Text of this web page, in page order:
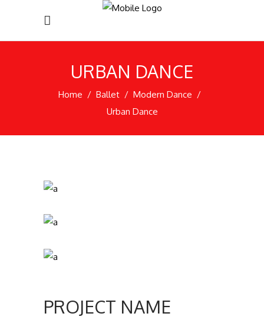
URBAN DANCE
Home / Ballet / Modern Dance /
Urban Dance
PROJECT NAME